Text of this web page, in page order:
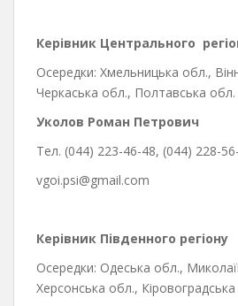
Керівник Центрального
Осередки: Хмельницька обл.,
Черкаська обл., Полтавська обл.
Уколов Роман Петрович
Тел. (044) 223-46-48, (044) 228-
vgoi.psi@gmail.com
Керівник Південного регіону
Осередки: Одеська обл.,
Херсонська обл.,